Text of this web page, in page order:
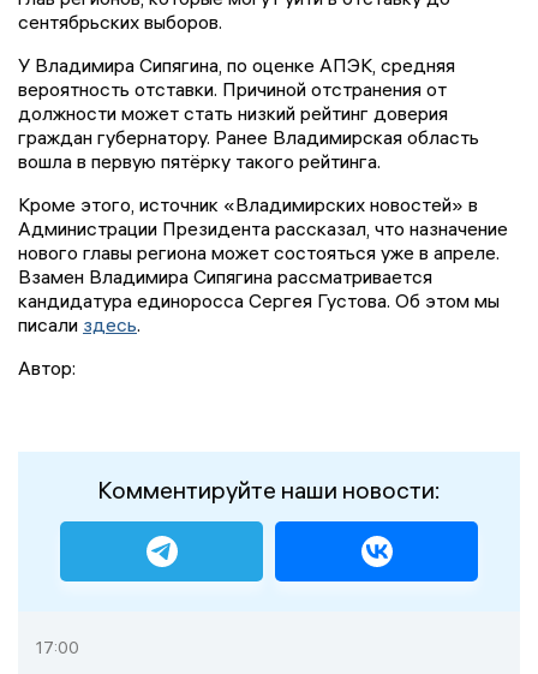
сентябрьских выборов.
У Владимира Сипягина, по оценке АПЭК, средняя
вероятность отставки. Причиной отстранения от
должности может стать низкий рейтинг доверия
граждан губернатору. Ранее Владимирская область
вошла в первую пятёрку такого рейтинга.
Кроме этого, источник «Владимирских новостей» в
Администрации Президента рассказал, что назначение
нового главы региона может состояться уже в апреле.
Взамен Владимира Сипягина рассматривается
кандидатура единоросса Сергея Густова. Об этом мы
писали здесь.
Автор:
Комментируйте наши новости:
17:00